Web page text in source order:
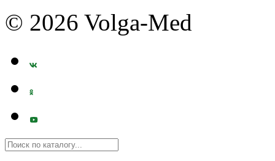
© 2026 Volga-Med